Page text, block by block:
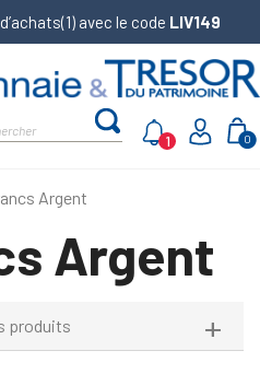
avec le code LIV149
0
1
Argent
Argent
produits